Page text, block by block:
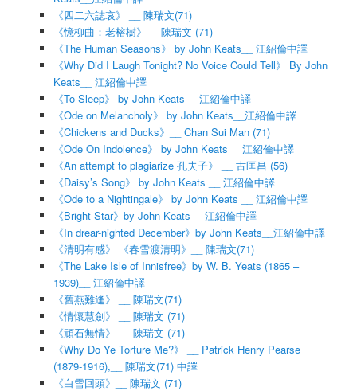
《四二六誌哀》 __ 陳瑞文(71)
《憶柳曲：老榕樹》__ 陳瑞文 (71)
《The Human Seasons》 by John Keats__ 江紹倫中譯
《Why Did I Laugh Tonight? No Voice Could Tell》 By John
Keats__ 江紹倫中譯
《To Sleep》 by John Keats__ 江紹倫中譯
《Ode on Melancholy》 by John Keats__江紹倫中譯
《Chickens and Ducks》__ Chan Sui Man (71)
《Ode On Indolence》 by John Keats__ 江紹倫中譯
《An attempt to plagiarize 孔夫子》 __ 古匡昌 (56)
《Daisy’s Song》 by John Keats __ 江紹倫中譯
《Ode to a Nightingale》 by John Keats __ 江紹倫中譯
《Bright Star》by John Keats __江紹倫中譯
《In drear-nighted December》by John Keats__江紹倫中譯
《清明有感》 《春雪渡清明》__ 陳瑞文(71)
《The Lake Isle of Innisfree》by W. B. Yeats (1865 –
1939)__ 江紹倫中譯
《舊燕難逢》 __ 陳瑞文(71)
《情懷慧劍》 __ 陳瑞文 (71)
《頑石無情》 __ 陳瑞文 (71)
《Why Do Ye Torture Me?》 __ Patrick Henry Pearse
(1879-1916),__ 陳瑞文(71) 中譯
《白雪回頭》__ 陳瑞文 (71)